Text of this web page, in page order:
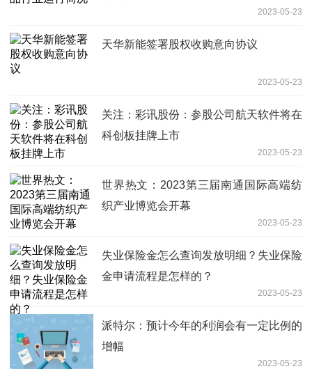
2023-05-23
天华新能签署股权收购意向协议
2023-05-23
关注：彩讯股份：参股公司航天软件将在
科创板挂牌上市
2023-05-23
世界热文：2023第三届南通国际高端纺
织产业博览会开幕
2023-05-23
失业保险金怎么查询发放明细？失业保险
金申请流程是怎样的？
2023-05-23
派特尔：预计今年的利润会有一定比例的
增幅
2023-05-23